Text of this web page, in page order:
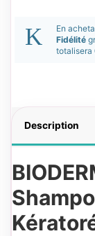
En
Fidélité
totalisera
Description